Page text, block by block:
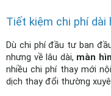
Tiết kiệm chi phí dài
Dù chi phí đầu tư ban
nhưng về lâu dài, màn
nhiều chi phí thay mới
dịch thay đổi thường